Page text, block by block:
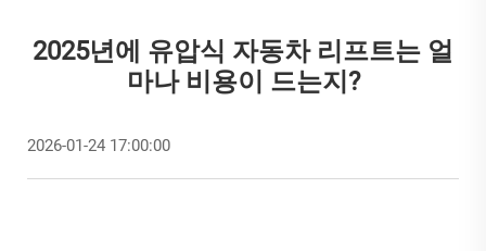
2025년에 유압식 자동차 리프트는 얼
마나 비용이 드는지?
2026-01-24 17:00:00